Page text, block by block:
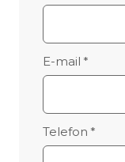
E-mail *
Telefon *